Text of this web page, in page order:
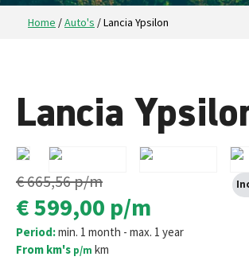
Home /Auto's /Lancia Ypsilon
Lancia
€ 665,56p/m
€ 599,00 p/m
Period:min. 1 month - max. 1 year
From km's p/m km